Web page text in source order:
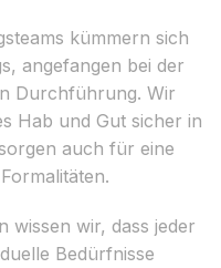
kümmern sich
angefangen bei der
Durchführung. Wir
Hab und Gut sicher in
auch für eine
wissen wir, dass jeder
Bedürfnisse